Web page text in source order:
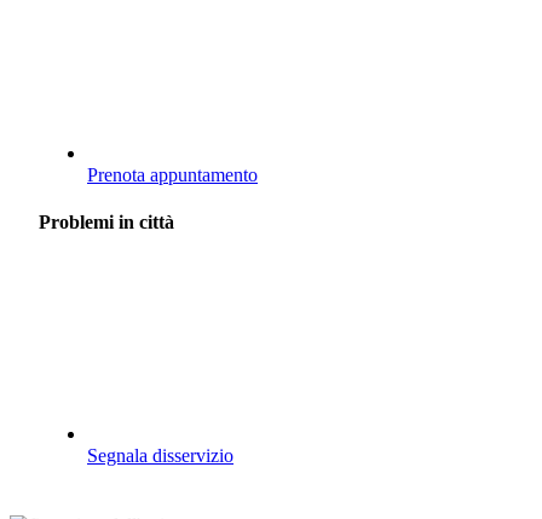
Prenota appuntamento
Problemi in città
Segnala disservizio